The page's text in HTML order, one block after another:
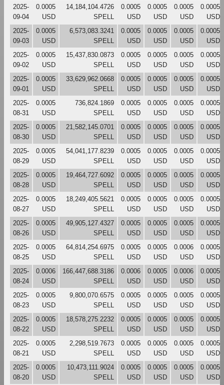
2025-
09-04
0.0005
USD
14,184,104.4726
SPELL
0.0005
USD
0.0005
USD
0.0005
USD
0.0005
USD
2025-
09-03
0.0005
USD
6,573,083.3241
SPELL
0.0005
USD
0.0005
USD
0.0005
USD
0.0005
USD
2025-
09-02
0.0005
USD
15,437,830.0873
SPELL
0.0005
USD
0.0005
USD
0.0005
USD
0.0005
USD
2025-
09-01
0.0005
USD
33,629,962.0668
SPELL
0.0005
USD
0.0005
USD
0.0005
USD
0.0005
USD
2025-
08-31
0.0005
USD
736,824.1869
SPELL
0.0005
USD
0.0005
USD
0.0005
USD
0.0005
USD
2025-
08-30
0.0005
USD
21,582,145.0701
SPELL
0.0005
USD
0.0005
USD
0.0005
USD
0.0005
USD
2025-
08-29
0.0005
USD
54,041,177.8239
SPELL
0.0005
USD
0.0005
USD
0.0005
USD
0.0005
USD
2025-
08-28
0.0005
USD
19,464,727.6092
SPELL
0.0005
USD
0.0005
USD
0.0005
USD
0.0005
USD
2025-
08-27
0.0005
USD
18,249,405.5621
SPELL
0.0005
USD
0.0005
USD
0.0005
USD
0.0005
USD
2025-
08-26
0.0005
USD
49,905,127.4327
SPELL
0.0005
USD
0.0005
USD
0.0005
USD
0.0005
USD
2025-
08-25
0.0005
USD
64,814,254.6975
SPELL
0.0005
USD
0.0005
USD
0.0006
USD
0.0005
USD
2025-
08-24
0.0006
USD
166,447,688.3186
SPELL
0.0006
USD
0.0005
USD
0.0006
USD
0.0005
USD
2025-
08-23
0.0005
USD
9,800,070.6575
SPELL
0.0005
USD
0.0005
USD
0.0005
USD
0.0005
USD
2025-
08-22
0.0005
USD
18,578,275.2232
SPELL
0.0005
USD
0.0005
USD
0.0005
USD
0.0005
USD
2025-
08-21
0.0005
USD
2,298,519.7673
SPELL
0.0005
USD
0.0005
USD
0.0005
USD
0.0005
USD
2025-
08-20
0.0005
USD
10,473,111.9024
SPELL
0.0005
USD
0.0005
USD
0.0005
USD
0.0005
USD